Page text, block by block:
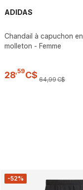
ADIDAS
Chandail à capuchon en
molleton - Femme
28 59C$ 64,99C$
-52%